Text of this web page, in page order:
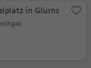
in Glurns